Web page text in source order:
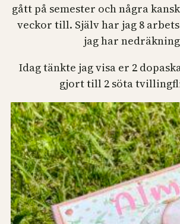
gått på semester och några
veckor till. Själv har jag 8
jag har
Idag tänkte jag visa er 2
gjort till 2 söta